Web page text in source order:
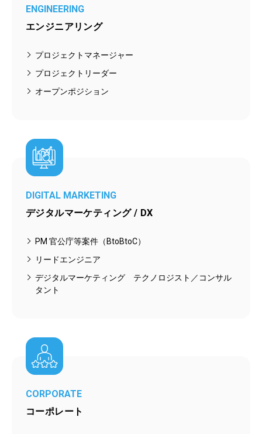
ENGINEERING
エンジニアリング
プロジェクトマネージャー
プロジェクトリーダー
オープンポジション
DIGITAL MARKETING
デジタルマーケティング / DX
PM 官公庁等案件（BtoBtoC）
リードエンジニア
デジタルマーケティング テクノロジスト／コンサル
タント
CORPORATE
コーポレート